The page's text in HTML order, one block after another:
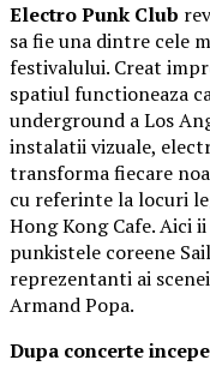
Electro Punk Club
sa fie una dintre cele
festivalului. Creat
spatiul functioneaza
underground a Los
instalatii vizuale,
transforma fiecare
cu referinte la locuri
Hong Kong Cafe. Aici
punkistele coreene
reprezentanti ai
Armand Popa.
Dupa concerte